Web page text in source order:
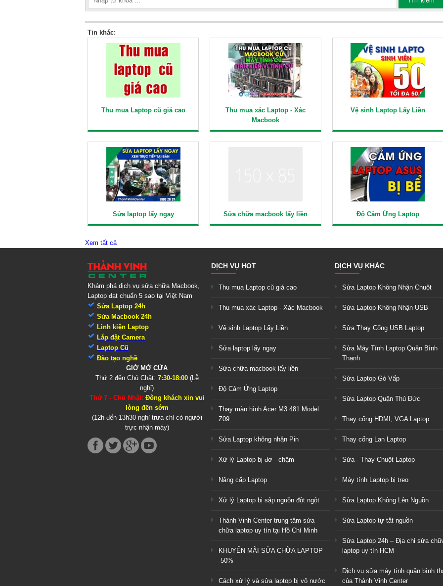
Tin khác:
Thu mua Laptop cũ giá cao
Thu mua xác Laptop - Xác
Macbook
Vệ sinh Laptop Lấy Liền
Sửa laptop lấy ngay Sửa chữa macbook lấy liền Độ Cảm Ứng Laptop
Xem tất cả
Khám phá dịch vụ sửa chữa Macbook,
Laptop đạt chuẩn 5 sao tại Việt Nam
Sửa Laptop 24h
Sửa Macbook 24h
Linh kiện Laptop
Lắp đặt Camera
Laptop Cũ
Đào tạo nghề
GIỜ MỞ CỬA
Thứ 2 đến Chủ Chật: 7:30-18:00(Lễ
nghỉ)
Thứ 7 - Chủ Nhật: Đông khách xin vui
lòng đến sớm
(12h đến 13h30 nghỉ trưa chỉ có người
trực nhận máy)
DỊCH VỤ HOT
Thu mua Laptop cũ giá cao
Thu mua xác Laptop - Xác Macbook
Vệ sinh Laptop Lấy Liền
Sửa laptop lấy ngay
Sửa chữa macbook lấy liền
Độ Cảm Ứng Laptop
Thay màn hình Acer M3 481 Model
Z09
Sửa Laptop không nhận Pin
Xử lý Laptop bị đơ - chậm
Nâng cấp Laptop
Xử lý Laptop bị sập nguồn đột ngột
Thành Vinh Center trung tâm sửa
chữa laptop uy tín tại Hồ Chí Minh
KHUYẾN MÃI SỬA CHỮA LAPTOP
-50%
Cách xử lý và sửa laptop bị vô nước
DỊCH VỤ KHÁC
Sửa Laptop Không Nhận Chuột
Sửa Laptop Không Nhận USB
Sửa Thay Cổng USB Laptop
Sửa Máy Tính Laptop Quận Bình
Thạnh
Sửa Laptop Gò Vấp
Sửa Laptop Quận Thủ Đức
Thay cổng HDMI, VGA Laptop
Thay cổng Lan Laptop
Sửa - Thay Chuột Laptop
Máy tính Laptop bị treo
Sửa Laptop Không Lên Nguồn
Sửa Laptop tự tắt nguồn
Sửa Laptop 24h – Địa chỉ sửa
laptop uy tín HCM
Dịch vụ sửa máy tính quận bình
của Thành Vinh Center